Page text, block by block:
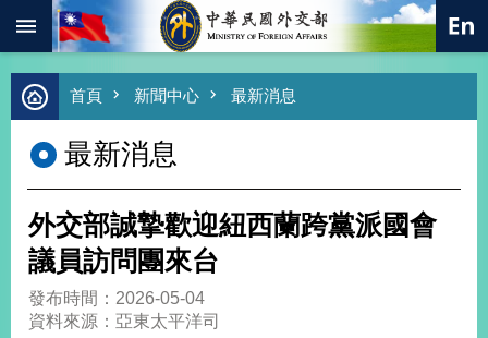
跳到主要內容區塊
進
階
尋
熱
總
合
首頁 新聞中心 最新消息
最新消息
外交部誠摯歡迎紐西蘭跨黨派國會
議員訪問團來台
發布時間：2026-05-04
資料來源：亞東太平洋司